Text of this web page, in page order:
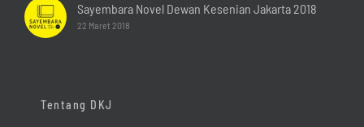
Sayembara Novel Dewan Kesenian Jakarta 2018
22 Maret 2018
Tentang DKJ